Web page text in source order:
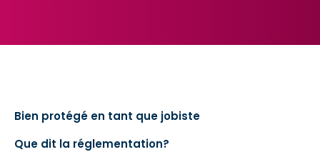
Bien protégé en tant que jobiste
Que dit la réglementation?